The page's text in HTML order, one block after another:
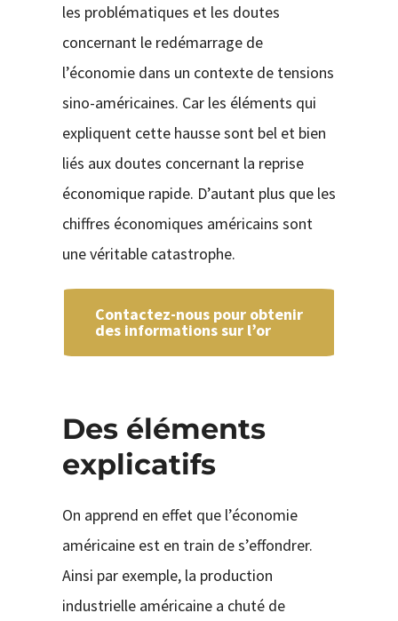
les problématiques et les doutes
concernant le redémarrage de
l’économie dans un contexte de tensions
sino-américaines. Car les éléments qui
expliquent cette hausse sont bel et bien
liés aux doutes concernant la reprise
économique rapide. D’autant plus que les
chiffres économiques américains sont
une véritable catastrophe.
Contactez-nous pour obtenir
des informations sur l’or
Des éléments
explicatifs
On apprend en effet que l’économie
américaine est en train de s’effondrer.
Ainsi par exemple, la production
industrielle américaine a chuté de